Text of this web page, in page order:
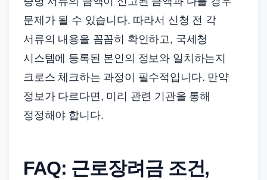
문제가 될 수 있습니다. 따라서 신청 전 각
서류의 내용을 꼼꼼히 확인하고, 국세청
시스템에 등록된 본인의 정보와 일치하는지
크로스 체크하는 과정이 필수적입니다. 만약
정보가 다르다면, 미리 관련 기관을 통해
정정해야 합니다.
FAQ: 근로장려금 조건,